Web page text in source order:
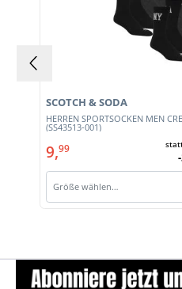
HERREN SPORTSOCKEN MEN
(SS43513-001)
SCOTCH & SODA
9,99
Größe wählen…